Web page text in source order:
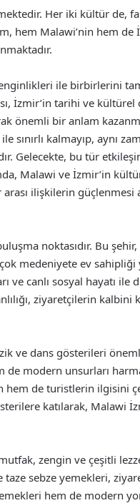
Her iki kültür de,
hem Malawi’nin hem de
ile birbirlerini
İzmir’in tarihi ve kültürel
önemli bir anlam
sınırlı kalmayıp, aynı
Gelecekte, bu tür
Malawi ve İzmir’in
ilişkilerin güçlenmesi
noktasıdır. Bu şehir,
medeniyete ev sahipliği
ve canlı sosyal hayatı ile
ziyaretçilerin kalbini
ve dans gösterileri
de modern unsurları
hem de turistlerin ilgisini
katılarak, Malawi
zengin ve çeşitli
sebze yemekleri,
hem de modern